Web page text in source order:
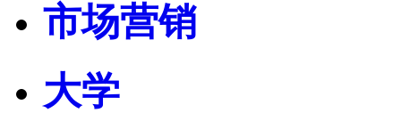
市场营销
大学